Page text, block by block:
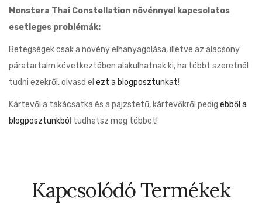
Monstera Thai Constellation növénnyel kapcsolatos
esetleges problémák:
Betegségek csak a növény elhanyagolása, illetve az alacsony
páratartalm következtében alakulhatnak ki, ha többt szeretnél
tudni ezekről, olvasd el ezt a blogposztunkat!
Kártevői a takácsatka és a pajzstetű, kártevőkről pedig ebből a
blogposztunkbó l tudhatsz meg többet!
Kapcsolódó Termékek